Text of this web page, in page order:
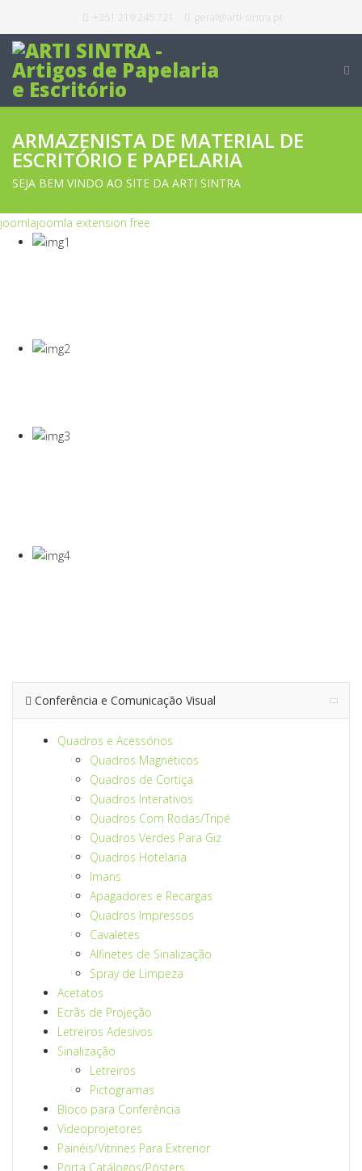
+351 219 245 721 geral@arti-sintra.pt
ARMAZENISTA DE MATERIAL DE
ESCRITÓRIO E PAPELARIA
SEJA BEM VINDO AO SITE DA ARTI SINTRA
joomlajoomla extension free
Conferência e Comunicação Visual
Quadros e Acessórios
Quadros Magnéticos
Quadros de Cortiça
Quadros Interativos
Quadros Com Rodas/Tripé
Quadros Verdes Para Giz
Quadros Hotelaria
Imans
Apagadores e Recargas
Quadros Impressos
Cavaletes
Alfinetes de Sinalização
Spray de Limpeza
Acetatos
Ecrãs de Projeção
Letreiros Adesivos
Sinalização
Letreiros
Pictogramas
Bloco para Conferência
Videoprojetores
Painéis/Vitrines Para Extrerior
Porta Catálogos/Pósters